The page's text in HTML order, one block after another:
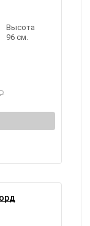
Высота
96 см.